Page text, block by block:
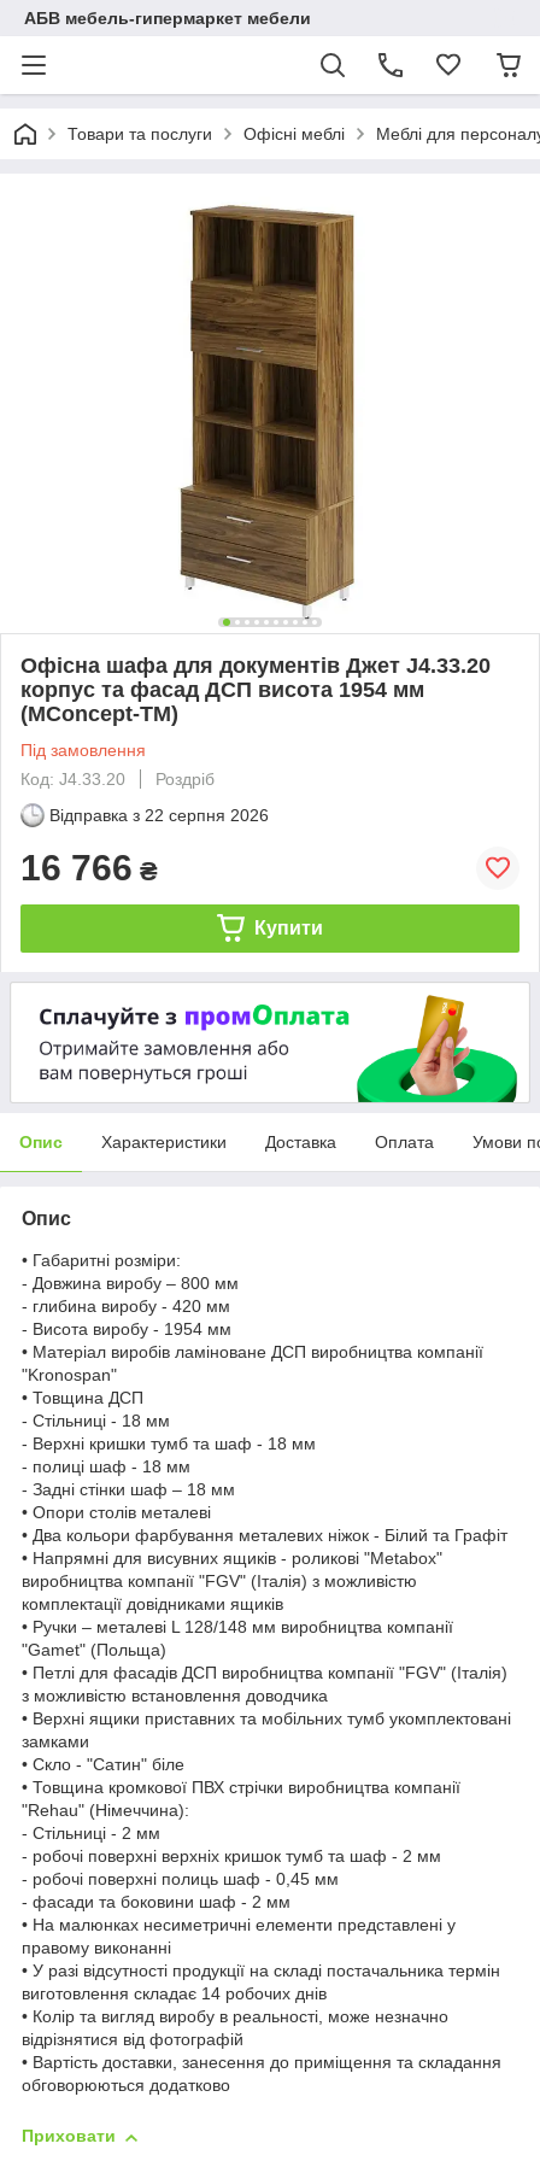
АБВ мебель-гипермаркет мебели
Товари та послуги Офісні меблі Меблі для
Офісна шафа для документів Джет J4.33.20
корпус та фасад ДСП висота 1954 мм
(MConcept-ТМ)
Під замовлення
Код: J4.33.20
Роздріб
Відправка з 22 серпня 2026
16 766 ₴
Купити
Опис Характеристики Доставка Оплата Умови
Опис
• Габаритні розміри:
- Довжина виробу – 800 мм
- глибина виробу - 420 мм
- Висота виробу - 1954 мм
• Матеріал виробів ламіноване ДСП виробництва компанії
"Kronospan"
• Товщина ДСП
- Стільниці - 18 мм
- Верхні кришки тумб та шаф - 18 мм
- полиці шаф - 18 мм
- Задні стінки шаф – 18 мм
• Опори столів металеві
• Два кольори фарбування металевих ніжок - Білий та Графіт
• Напрямні для висувних ящиків - роликові "Metabox"
виробництва компанії "FGV" (Італія) з можливістю
комплектації довідниками ящиків
• Ручки – металеві L 128/148 мм виробництва компанії
"Gamet" (Польща)
• Петлі для фасадів ДСП виробництва компанії "FGV" (Італія)
з можливістю встановлення доводчика
• Верхні ящики приставних та мобільних тумб укомплектовані
замками
• Скло - "Сатин" біле
• Товщина кромкової ПВХ стрічки виробництва компанії
"Rehau" (Німеччина):
- Стільниці - 2 мм
- робочі поверхні верхніх кришок тумб та шаф - 2 мм
- робочі поверхні полиць шаф - 0,45 мм
- фасади та боковини шаф - 2 мм
• На малюнках несиметричні елементи представлені у
правому виконанні
• У разі відсутності продукції на складі постачальника термін
виготовлення складає 14 робочих днів
• Колір та вигляд виробу в реальності, може незначно
відрізнятися від фотографій
• Вартість доставки, занесення до приміщення та складання
обговорюються додатково
Приховати